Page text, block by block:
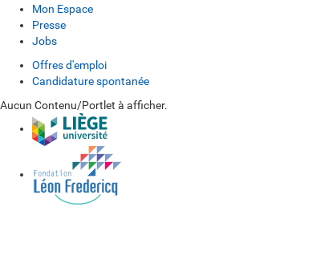
Mon Espace
Presse
Jobs
Offres d'emploi
Candidature spontanée
Aucun Contenu/Portlet à afficher.